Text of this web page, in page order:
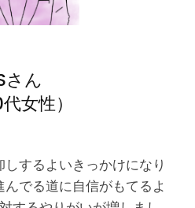
さん
代女性）
するよいきっかけになり
でる道に自信がもてるよ